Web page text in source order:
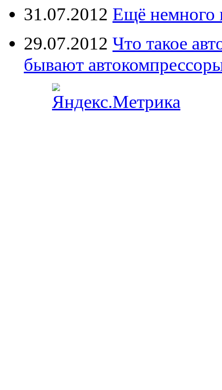
31.07.2012 Ещё немного
29.07.2012 Что такое
бывают